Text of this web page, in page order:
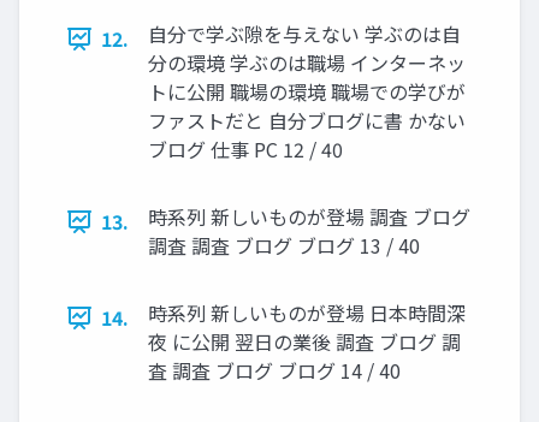
12.
自分で学ぶ隙を与えない 学ぶのは自
分の環境 学ぶのは職場 インターネッ
トに公開 職場の環境 職場での学びが
ファストだと 自分ブログに書 かない
ブログ 仕事 PC 12 / 40
13.
時系列 新しいものが登場 調査 ブログ
調査 調査 ブログ ブログ 13 / 40
14.
時系列 新しいものが登場 日本時間深
夜 に公開 翌日の業後 調査 ブログ 調
査 調査 ブログ ブログ 14 / 40